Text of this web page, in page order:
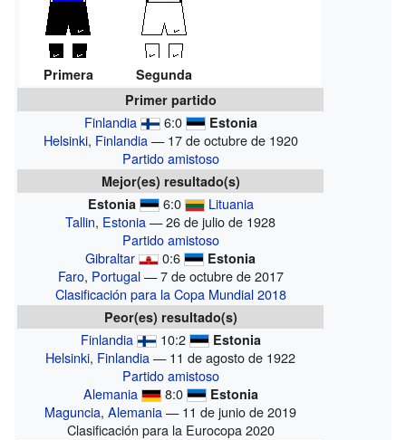
Primera
Segunda
Primer partido
Finlandia 6:0 Estonia
Helsinki, Finlandia— 17 de octubre de 1920
Partido amistoso
Mejor(es) resultado(s)
Estonia
6:0
Lituania
Tallin, Estonia— 26 de julio de 1928
Partido amistoso
Gibraltar
0:6 Estonia
Faro, Portugal— 7 de octubre de 2017
Clasificación para la Copa Mundial 2018
Peor(es) resultado(s)
Finlandia 10:2 Estonia
Helsinki, Finlandia— 11 de agosto de 1922
Partido amistoso
Alemania
8:0 Estonia
Maguncia,Alemania— 11 de junio de 2019
Clasificación para la Eurocopa 2020